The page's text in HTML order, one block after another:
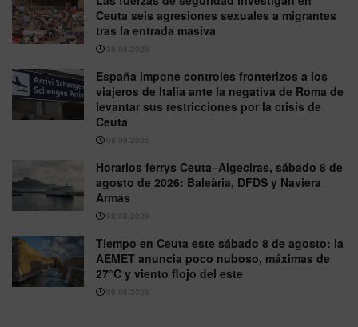
Ceuta seis agresiones sexuales a migrantes
tras la entrada masiva
08/08/2026
España impone controles fronterizos a los
viajeros de Italia ante la negativa de Roma de
levantar sus restricciones por la crisis de
Ceuta
08/08/2026
Horarios ferrys Ceuta–Algeciras, sábado 8 de
agosto de 2026: Baleària, DFDS y Naviera
Armas
08/08/2026
Tiempo en Ceuta este sábado 8 de agosto: la
AEMET anuncia poco nuboso, máximas de
27°C y viento flojo del este
08/08/2026